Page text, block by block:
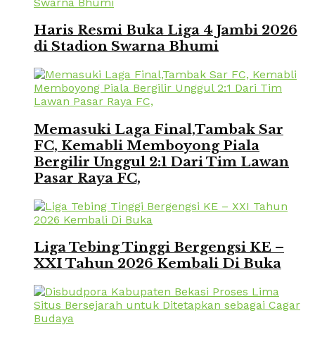
Haris Resmi Buka Liga 4 Jambi 2026
di Stadion Swarna Bhumi
Memasuki Laga Final,Tambak Sar
FC, Kemabli Memboyong Piala
Bergilir Unggul 2:1 Dari Tim Lawan
Pasar Raya FC,
Liga Tebing Tinggi Bergengsi KE –
XXI Tahun 2026 Kembali Di Buka